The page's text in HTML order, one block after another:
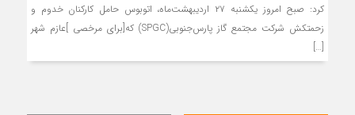
کرد: صبح امروز یکشنبه ۲۷ اردیبهشت‌ماه، اتوبوس حامل کارکنان خدوم و
زحمتکش شرکت مجتمع گاز پارس‌جنوبی(SPGC) که[برای مرخصی ]عازم شهر
[…]